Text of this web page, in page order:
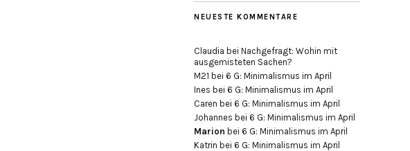
NEUESTE KOMMENTARE
Claudia bei Nachgefragt: Wohin mit
ausgemisteten Sachen?
M21 bei 6 G: Minimalismus im April
Ines bei 6 G: Minimalismus im April
Caren bei 6 G: Minimalismus im April
Johannes bei 6 G: Minimalismus im April
Marion bei 6 G: Minimalismus im April
Katrin bei 6 G: Minimalismus im April